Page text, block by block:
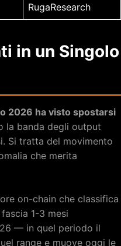
RugaResearch
in un Singolo
2026 ha visto spostarsi
la banda degli output
Si tratta del movimento
che merita
on-chain che classifica
1-3 mesi
— in quel periodo il
range e muove oggi le